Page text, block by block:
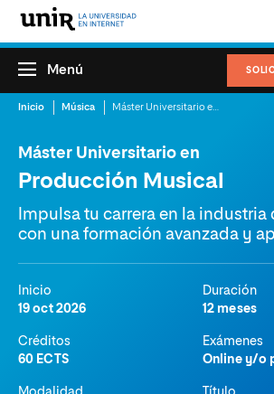
Menú
Inicio Música
Máster Universitario en
Producción Musical
Impulsa tu carrera en la industria
con una formación avanzada y
Inicio
19 oct 2026
Duración
12 meses
Créditos
60 ECTS
Exámenes
Online y/o